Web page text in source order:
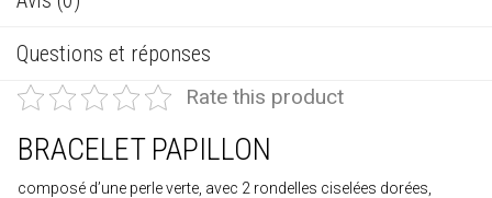
Questions et réponses
Rate this product
BRACELET PAPILLON
composé d’une perle verte, avec 2 rondelles ciselées dorées,